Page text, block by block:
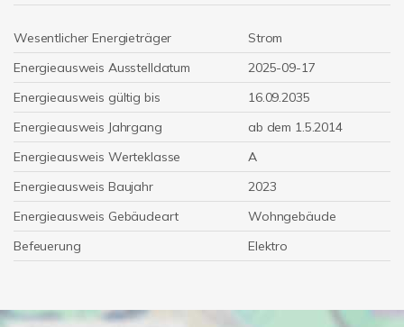
Wesentlicher Energieträger
Strom
Energieausweis Ausstelldatum
2025-09-17
Energieausweis gültig bis
16.09.2035
Energieausweis Jahrgang
ab dem 1.5.2014
Energieausweis Werteklasse
A
Energieausweis Baujahr
2023
Energieausweis Gebäudeart
Wohngebäude
Befeuerung
Elektro